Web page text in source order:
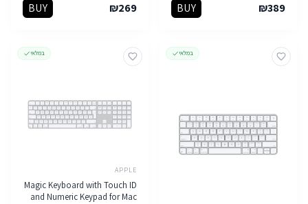
₪389
BUY
₪269
BUY
במלאי במלאי
APPLE
Magic Keyboard with Touch ID
and Numeric Keypad for Mac